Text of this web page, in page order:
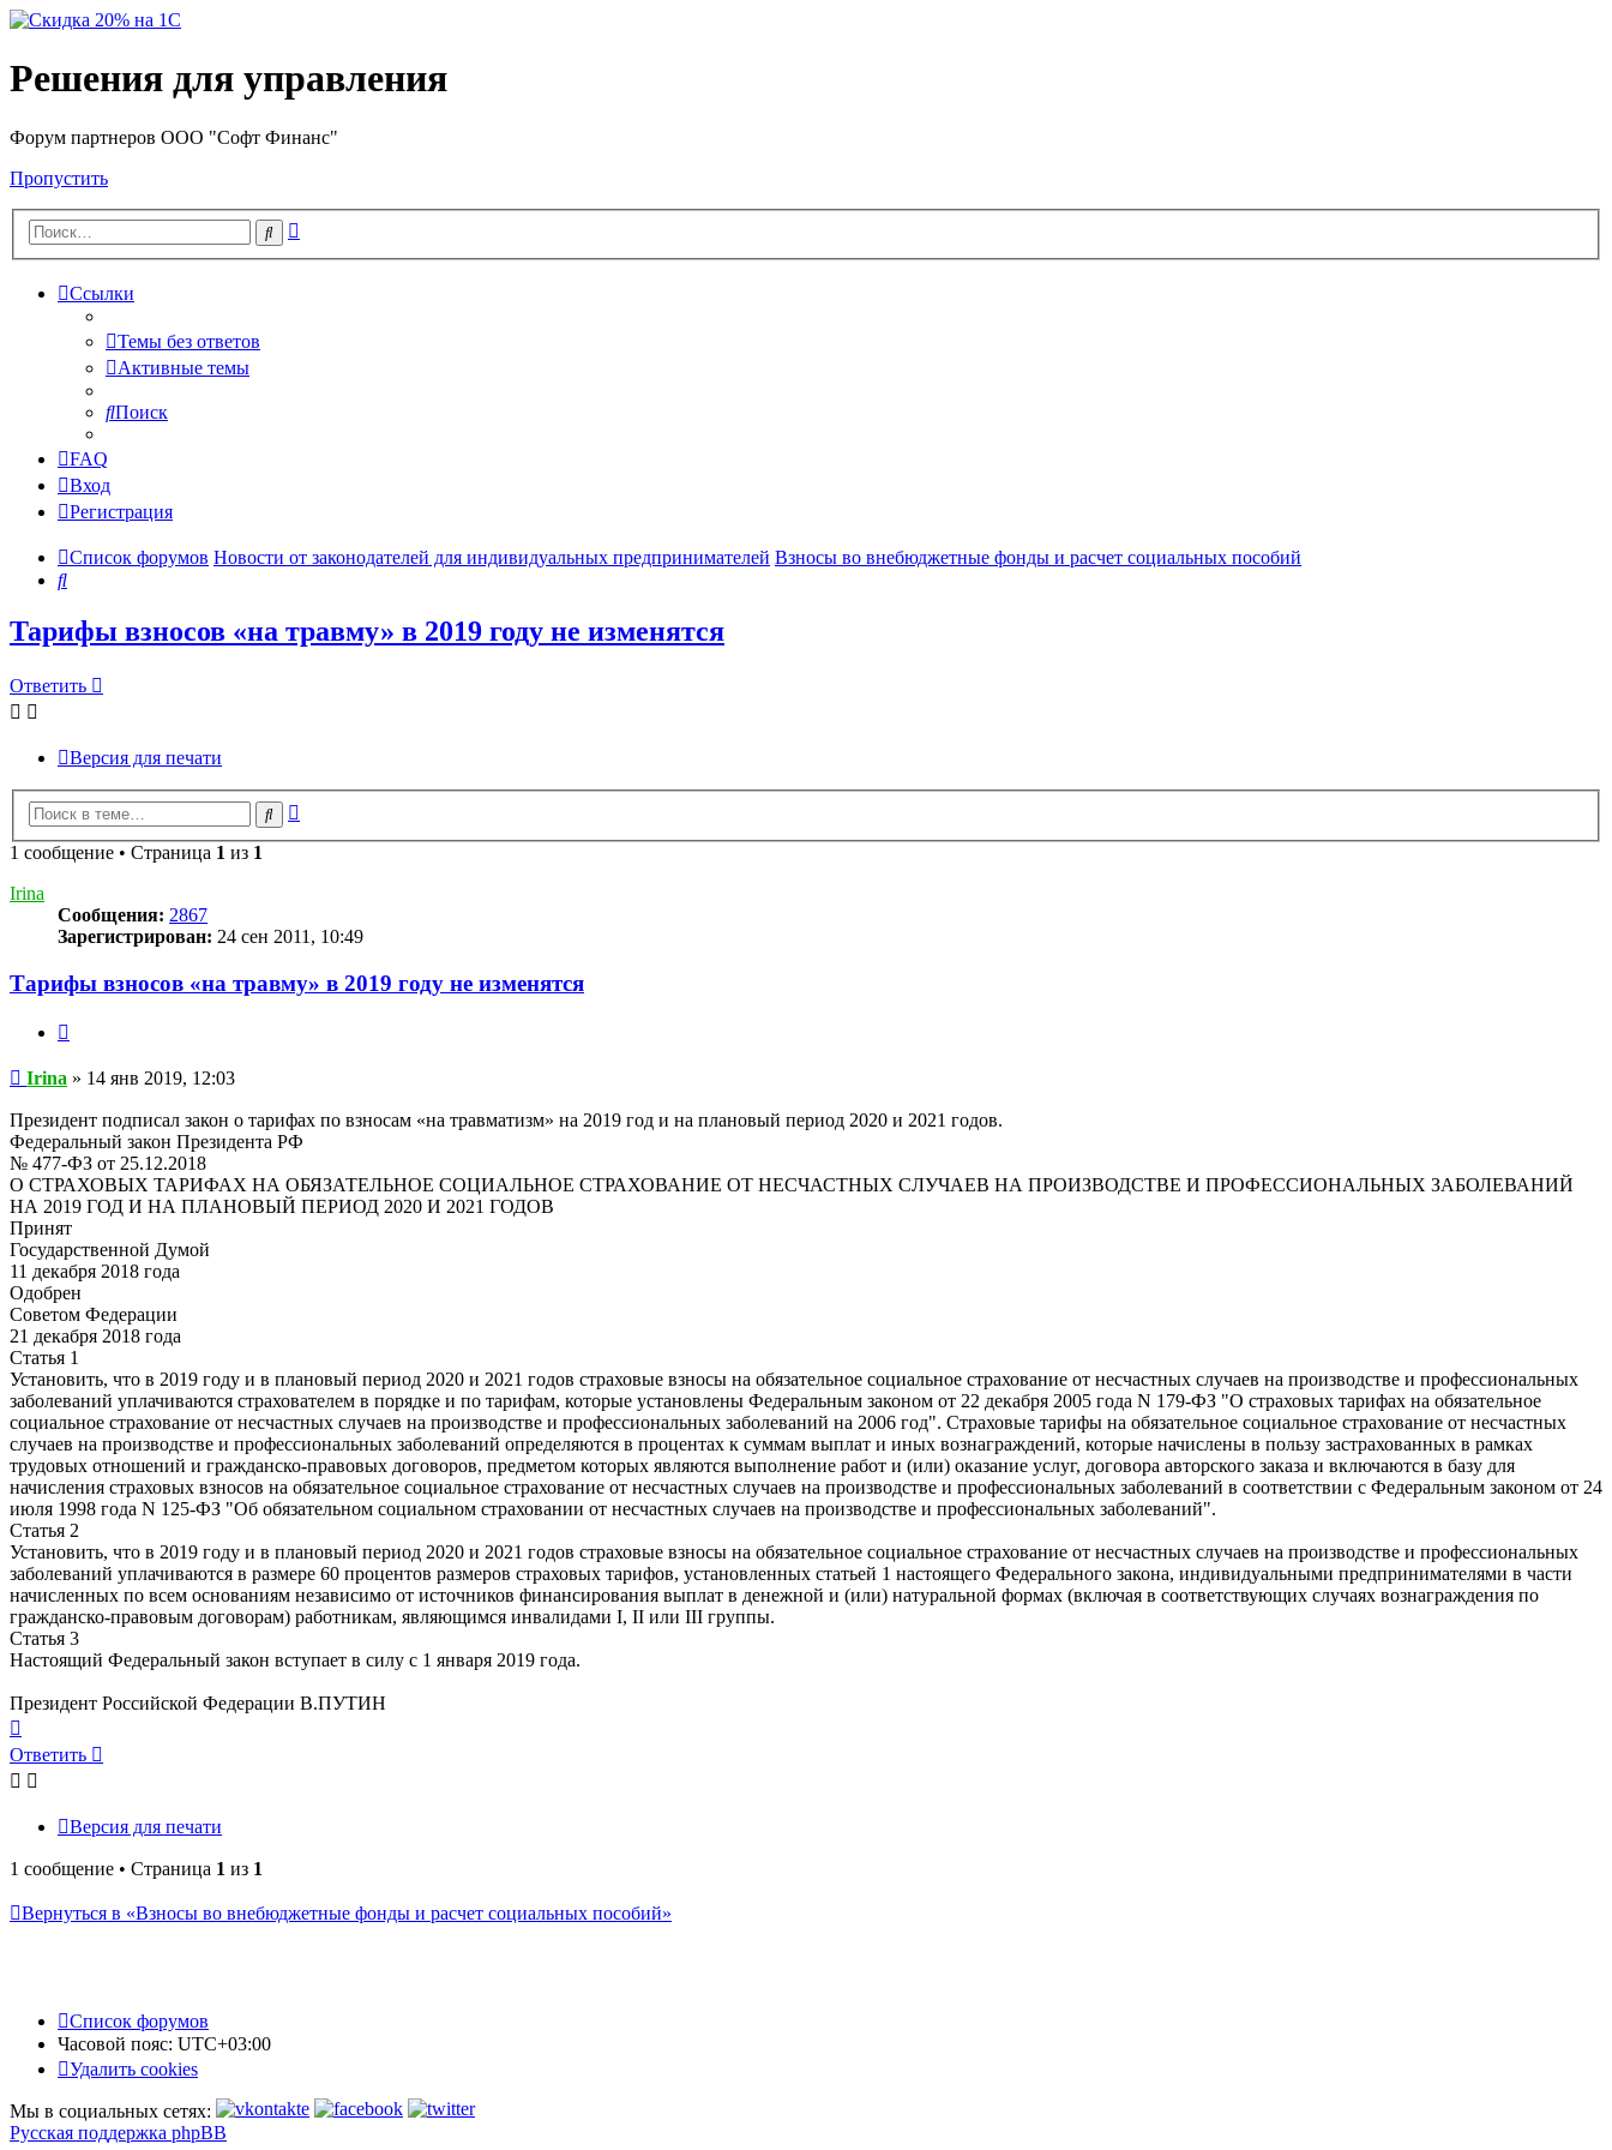
Решения для управления
Форум партнеров ООО "Софт Финанс"
Пропустить
Поиск
Ссылки
Темы без ответов
Активные темы
Поиск
FAQ
Вход
Регистрация
Список форумов Новости от законодателей для индивидуальных предпринимателей Взносы во внебюджетные фонды и расчет социальных пособий
Поиск
Тарифы взносов «на травму» в 2019 году не изменятся
Ответить
Версия для печати
Поиск
1 сообщение • Страница 1 из 1
Irina
Сообщения: 2867
Зарегистрирован: 24 сен 2011, 10:49
Тарифы взносов «на травму» в 2019 году не изменятся
Сообщение
Irina » 14 янв 2019, 12:03
Президент подписал закон о тарифах по взносам «на травматизм» на 2019 год и на плановый период 2020 и 2021 годов.
Федеральный закон Президента РФ
№ 477-ФЗ от 25.12.2018
О СТРАХОВЫХ ТАРИФАХ НА ОБЯЗАТЕЛЬНОЕ СОЦИАЛЬНОЕ СТРАХОВАНИЕ ОТ НЕСЧАСТНЫХ СЛУЧАЕВ НА ПРОИЗВОДСТВЕ И ПРОФЕССИОНАЛЬНЫХ ЗАБОЛЕВАНИЙ
НА 2019 ГОД И НА ПЛАНОВЫЙ ПЕРИОД 2020 И 2021 ГОДОВ
Принят
Государственной Думой
11 декабря 2018 года
Одобрен
Советом Федерации
21 декабря 2018 года
Статья 1
Установить, что в 2019 году и в плановый период 2020 и 2021 годов страховые взносы на обязательное социальное страхование от несчастных случаев на производстве и профессиональных
заболеваний уплачиваются страхователем в порядке и по тарифам, которые установлены Федеральным законом от 22 декабря 2005 года N 179-ФЗ "О страховых тарифах на обязательное
социальное страхование от несчастных случаев на производстве и профессиональных заболеваний на 2006 год". Страховые тарифы на обязательное социальное страхование от несчастных
случаев на производстве и профессиональных заболеваний определяются в процентах к суммам выплат и иных вознаграждений, которые начислены в пользу застрахованных в рамках
трудовых отношений и гражданско-правовых договоров, предметом которых являются выполнение работ и (или) оказание услуг, договора авторского заказа и включаются в базу для
начисления страховых взносов на обязательное социальное страхование от несчастных случаев на производстве и профессиональных заболеваний в соответствии с Федеральным законом от 24
июля 1998 года N 125-ФЗ "Об обязательном социальном страховании от несчастных случаев на производстве и профессиональных заболеваний".
Статья 2
Установить, что в 2019 году и в плановый период 2020 и 2021 годов страховые взносы на обязательное социальное страхование от несчастных случаев на производстве и профессиональных
заболеваний уплачиваются в размере 60 процентов размеров страховых тарифов, установленных статьей 1 настоящего Федерального закона, индивидуальными предпринимателями в части
начисленных по всем основаниям независимо от источников финансирования выплат в денежной и (или) натуральной формах (включая в соответствующих случаях вознаграждения по
гражданско-правовым договорам) работникам, являющимся инвалидами I, II или III группы.
Статья 3
Настоящий Федеральный закон вступает в силу с 1 января 2019 года.
Президент Российской Федерации В.ПУТИН
к
началу
Ответить
Версия для печати
1 сообщение • Страница 1 из 1
Вернуться в «Взносы во внебюджетные фонды и расчет социальных пособий»
Список форумов
Часовой пояс: UTC+03:00
Удалить cookies
Мы в социальных сетях:
Русская поддержка phpBB